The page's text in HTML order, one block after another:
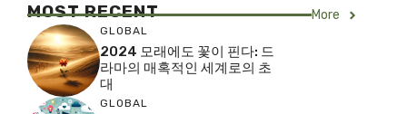
MOST RECENT More
GLOBAL
2024 모래에도 꽃이 핀다: 드
라마의 매혹적인 세계로의 초
대
GLOBAL